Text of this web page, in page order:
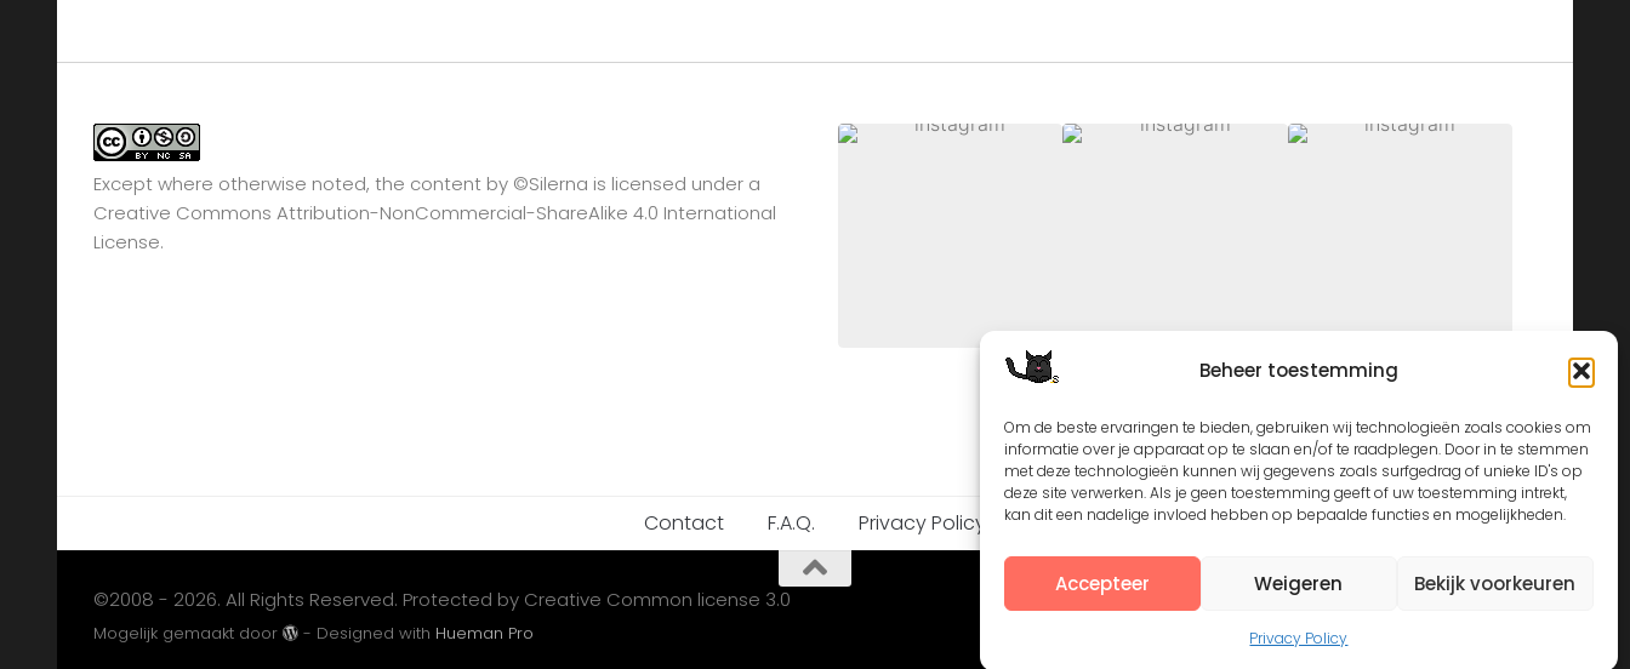
Beheer toestemming
Om de beste ervaringen te bieden, gebruiken wij technologieën zoals cookies om
informatie over je apparaat op te slaan en/of te raadplegen. Door in te stemmen
met deze technologieën kunnen wij gegevens zoals surfgedrag of unieke ID's op
deze site verwerken. Als je geen toestemming geeft of uw toestemming intrekt,
kan dit een nadelige invloed hebben op bepaalde functies en mogelijkheden.
Accepteer Weigeren Bekijk voorkeuren
Privacy Policy
Except where otherwise noted, the content by ©Silerna is licensed under a
Creative Commons Attribution-NonCommercial-ShareAlike 4.0 International
License.
Contact F.A.Q. Privacy Policy
©2008 - 2026. All Rights Reserved. Protected by Creative Common license 3.0
Mogelijk gemaakt door - Designed with Hueman Pro